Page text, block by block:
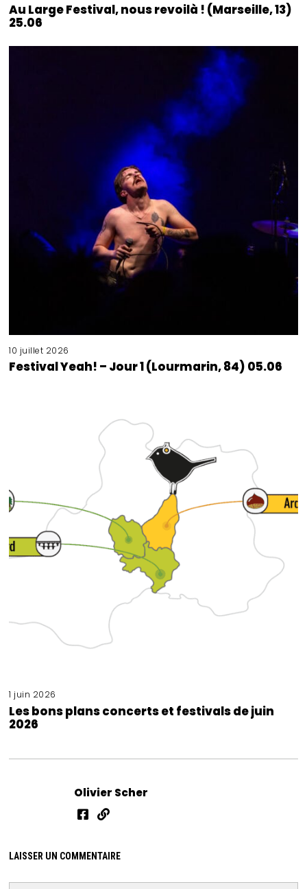
Au Large Festival, nous revoilà ! (Marseille, 13)
25.06
10 juillet 2026
Festival Yeah! – Jour 1 (Lourmarin, 84) 05.06
1 juin 2026
Les bons plans concerts et festivals de juin
2026
Olivier Scher
LAISSER UN COMMENTAIRE